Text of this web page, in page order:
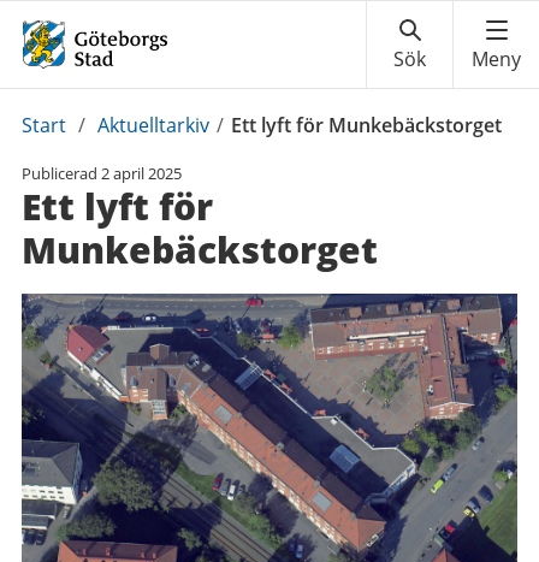
Du
här:
Start / Aktuelltarkiv / Ett lyft för Munkebäckstorget
Publicerad 2 april 2025
Ett lyft för
Munkebäckstorget